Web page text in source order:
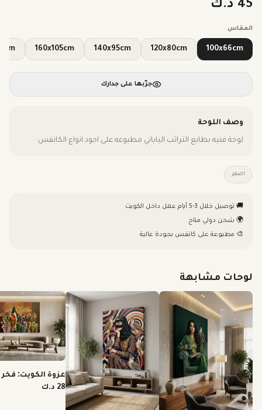
45 د.ك
المقاس
100x66cm
120x80cm
140x95cm
160x105cm
جرّبها على جدارك
وصف اللوحة
لوحة فنيه بطابع التراثب الياباني مطبوعه على اجود انواع الكانفس
اصفر
🚚 توصيل خلال 3-5 أيام عمل داخل الكويت
🌍 شحن دولي متاح
🎨 مطبوعة على كانفس بجودة عالية
لوحات مشابهة
عزوة الكويت: فخر
28 د.ك